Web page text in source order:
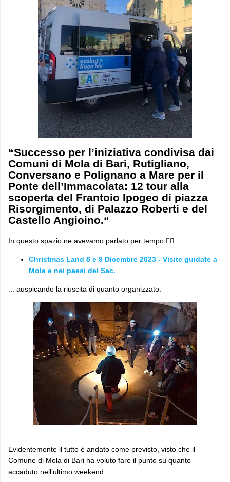
“Successo per l’iniziativa condivisa dai
Comuni di Mola di Bari, Rutigliano,
Conversano e Polignano a Mare per il
Ponte dell’Immacolata: 12 tour alla
scoperta del Frantoio Ipogeo di piazza
Risorgimento, di Palazzo Roberti e del
Castello Angioino.“
In questo spazio ne avevamo parlato per tempo:👇🏻
Christmas Land 8 e 9 Dicembre 2023 - Visite guidate a
Mola e nei paesi del Sac.
... auspicando la riuscita di quanto organizzato.
Evidentemente il tutto è andato come previsto, visto che il
Comune di Mola di Bari ha voluto fare il punto su quanto
accaduto nell'ultimo weekend.